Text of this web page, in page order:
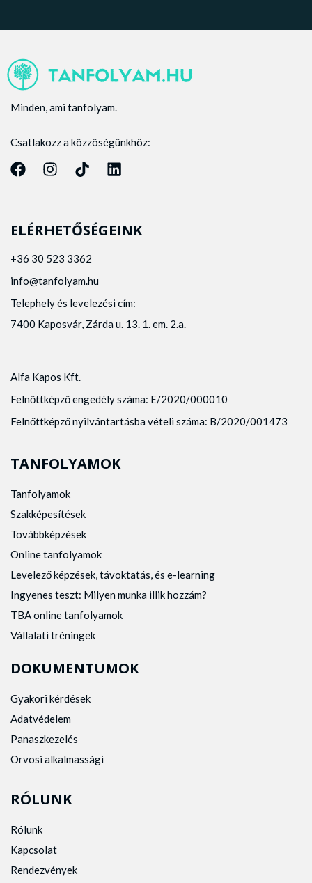
Minden, ami tanfolyam.
Csatlakozz a közzöségünkhöz:
ELÉRHETŐSÉGEINK
+36 30 523 3362
info@tanfolyam.hu
Telephely és levelezési cím:
7400 Kaposvár, Zárda u. 13. 1. em. 2.a.
Alfa Kapos Kft.
Felnőttképző engedély száma: E/2020/000010
Felnőttképző nyilvántartásba vételi száma: B/2020/001473
TANFOLYAMOK
Tanfolyamok
Szakképesítések
Továbbképzések
Online tanfolyamok
Levelező képzések, távoktatás, és e-learning
Ingyenes teszt: Milyen munka illik hozzám?
TBA online tanfolyamok
Vállalati tréningek
DOKUMENTUMOK
Gyakori kérdések
Adatvédelem
Panaszkezelés
Orvosi alkalmassági
RÓLUNK
Rólunk
Kapcsolat
Rendezvények